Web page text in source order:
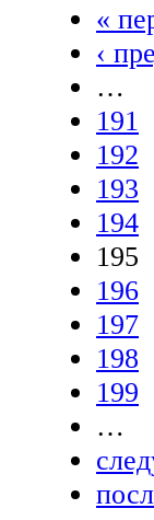
«
‹
…
191
192
193
194
195
196
197
198
199
…